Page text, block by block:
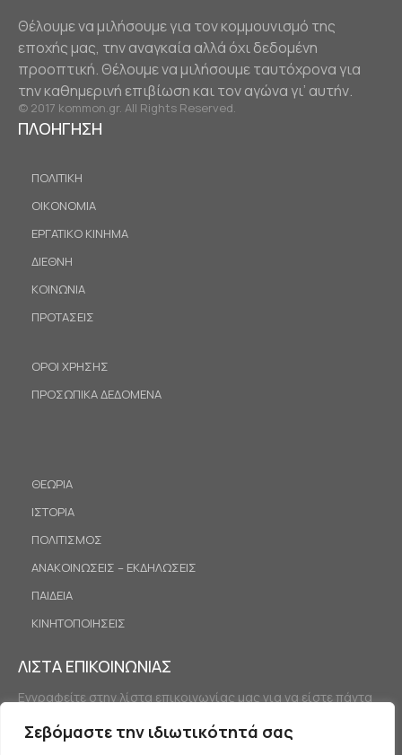
Σεβόμαστε την ιδιωτικότητά σας
Θέλουμε να μιλήσουμε για τον κομμουνισμό της
εποχής μας, την αναγκαία αλλά όχι δεδομένη
προοπτική. Θέλουμε να μιλήσουμε ταυτόχρονα για
την καθημερινή επιβίωση και τον αγώνα γι’ αυτήν.
© 2017 kommon.gr. All Rights Reserved.
ΠΛΟΗΓΗΣΗ
ΠΟΛΙΤΙΚΗ
ΟΙΚΟΝΟΜΙΑ
ΕΡΓΑΤΙΚΟ ΚΙΝΗΜΑ
ΔΙΕΘΝΗ
ΚΟΙΝΩΝΙΑ
ΠΡΟΤΑΣΕΙΣ
ΟΡΟΙ ΧΡΗΣΗΣ
ΠΡΟΣΩΠΙΚΑ ΔΕΔΟΜΕΝΑ
ΘΕΩΡΙΑ
ΙΣΤΟΡΙΑ
ΠΟΛΙΤΙΣΜΟΣ
ΑΝΑΚΟΙΝΩΣΕΙΣ – ΕΚΔΗΛΩΣΕΙΣ
ΠΑΙΔΕΙΑ
ΚΙΝΗΤΟΠΟΙΗΣΕΙΣ
ΛΙΣΤΑ ΕΠΙΚΟΙΝΩΝΙΑΣ
Εγγραφείτε στην λίστα επικοινωνίας μας για να είστε πάντα